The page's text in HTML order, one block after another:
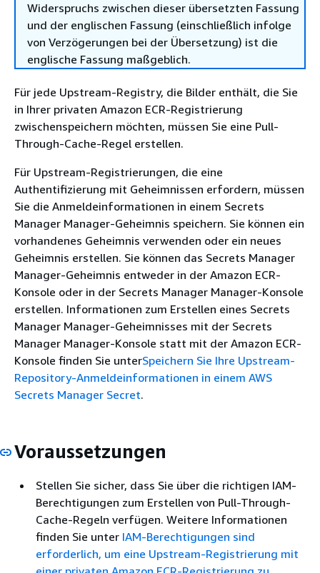
Widerspruchs zwischen dieser übersetzten Fassung
und der englischen Fassung (einschließlich infolge
von Verzögerungen bei der Übersetzung) ist die
englische Fassung maßgeblich.
Für jede Upstream-Registry, die Bilder enthält, die Sie
in Ihrer privaten Amazon ECR-Registrierung
zwischenspeichern möchten, müssen Sie eine Pull-
Through-Cache-Regel erstellen.
Für Upstream-Registrierungen, die eine
Authentifizierung mit Geheimnissen erfordern, müssen
Sie die Anmeldeinformationen in einem Secrets
Manager Manager-Geheimnis speichern. Sie können ein
vorhandenes Geheimnis verwenden oder ein neues
Geheimnis erstellen. Sie können das Secrets Manager
Manager-Geheimnis entweder in der Amazon ECR-
Konsole oder in der Secrets Manager Manager-Konsole
erstellen. Informationen zum Erstellen eines Secrets
Manager Manager-Geheimnisses mit der Secrets
Manager Manager-Konsole statt mit der Amazon ECR-
Konsole finden Sie unterSpeichern Sie Ihre Upstream-
Repository-Anmeldeinformationen in einem AWS
Secrets Manager Secret.
Voraussetzungen
Stellen Sie sicher, dass Sie über die richtigen IAM-
Berechtigungen zum Erstellen von Pull-Through-
Cache-Regeln verfügen. Weitere Informationen
finden Sie unter IAM-Berechtigungen sind
erforderlich, um eine Upstream-Registrierung mit